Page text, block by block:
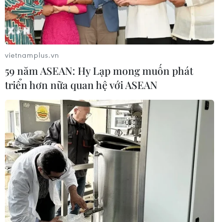
TIN CÙNG CHUYÊN MỤC
Chuyển Bộ Công an thông tin 7 cá
nhân bán vàng không rõ nguồn gốc
08/08/2026 14:37
vietnamplus.vn
59 năm ASEAN: Hy Lạp mong muốn phát
triển hơn nữa quan hệ với ASEAN